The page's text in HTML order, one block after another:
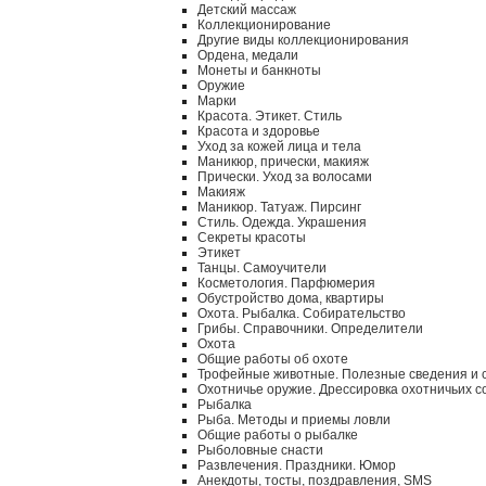
Детский массаж
Коллекционирование
Другие виды коллекционирования
Ордена, медали
Монеты и банкноты
Оружие
Марки
Красота. Этикет. Стиль
Красота и здоровье
Уход за кожей лица и тела
Маникюр, прически, макияж
Прически. Уход за волосами
Макияж
Маникюр. Татуаж. Пирсинг
Стиль. Одежда. Украшения
Секреты красоты
Этикет
Танцы. Самоучители
Косметология. Парфюмерия
Обустройство дома, квартиры
Охота. Рыбалка. Собирательство
Грибы. Справочники. Определители
Охота
Общие работы об охоте
Трофейные животные. Полезные сведения и
Охотничье оружие. Дрессировка охотничьих
Рыбалка
Рыба. Методы и приемы ловли
Общие работы о рыбалке
Рыболовные снасти
Развлечения. Праздники. Юмор
Анекдоты, тосты, поздравления, SMS